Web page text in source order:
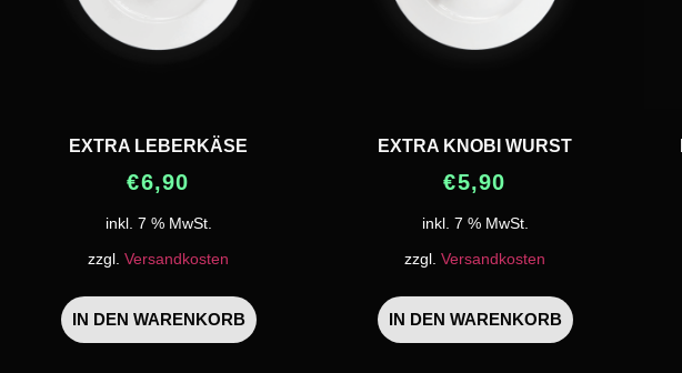
EXTRA LEBERKÄSE
€6,90
inkl. 7 % MwSt.
zzgl. Versandkosten
IN DEN WARENKORB
EXTRA KNOBI WURST
€5,90
inkl. 7 % MwSt.
zzgl. Versandkosten
IN DEN WARENKORB